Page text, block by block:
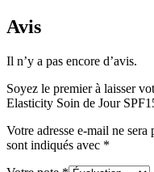
Avis
Il n’y a pas encore d’avis.
Soyez le premier à laisser
Elasticity Soin de Jour
Votre adresse e-mail ne sera
sont indiqués avec *